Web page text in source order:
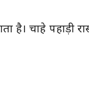
है। चाहे पहाड़ी